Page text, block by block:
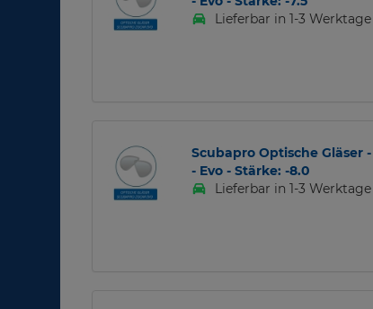
Lieferbar in 1-3 Werktage
Scubapro Optische Gläser
- Evo - Stärke: -8.0
Lieferbar in 1-3 Werktage